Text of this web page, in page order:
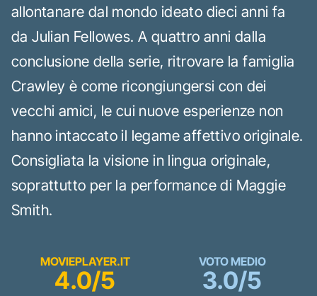
allontanare dal mondo ideato dieci anni fa
da Julian Fellowes. A quattro anni dalla
conclusione della serie, ritrovare la famiglia
Crawley è come ricongiungersi con dei
vecchi amici, le cui nuove esperienze non
hanno intaccato il legame affettivo originale.
Consigliata la visione in lingua originale,
soprattutto per la performance di Maggie
Smith.
MOVIEPLAYER.IT
4.0/5
VOTO MEDIO
3.0/5